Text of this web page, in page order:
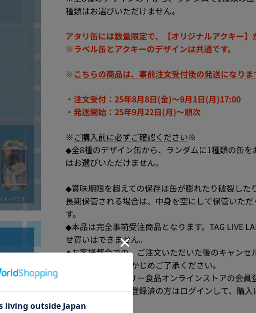
種類はお選びいただけません。
アタリ缶には数量限定で、【オリジナルアクキー】
※ラベル缶とアクキーのデザインは共通です。
※こちらの商品は、事前注文受付後の発送になりま
・注文受付：25年8月8日(金)～9月1日(月)17:00
・発送開始：25年9月22日(月)～順次
※ご購入前に必ずご確認ください※
◆全8種のデザイン缶から、ランダムに1種類の缶を
はお選びいただけません。
◆賞味期限を超えての保存は缶が膨れたり破裂した
長期保管される場合は、中身を空にして保管いた
す。
◆本品は完全事前受注商品となります。TAG LIVE
せ買いはできません。
◆お客様都合での、ご注文いただいた後のキャンセ
おりません。あらかじめご了承ください。
◆購入にはサントリー食品オンラインストアの会
員登録、もしくは登録済の方はログインして、購入